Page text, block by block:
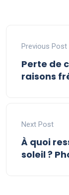
Previous Post
Perte de
raisons
Next Post
À quoi
soleil ?